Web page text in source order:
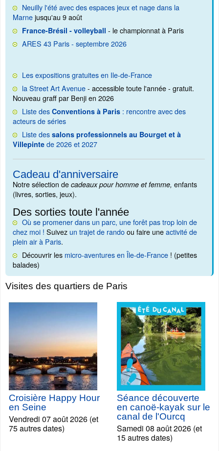
Neuilly l'été avec des espaces jeux et nage dans la
Marnejusqu'au 9 août
France-Brésil - volleyball - le championnat à Paris
ARES 43 Paris - septembre 2026
Les expositions gratuites en Ile-de-France
la Street Art Avenue- accessible toute l'année - gratuit.
Nouveau graff par Benji en 2026
Liste des Conventions à Paris : rencontre avec des
acteurs de séries
Liste des salons professionnels au Bourget et à
Villepinte de 2026 et 2027
Cadeau d'anniversaire
Notre sélection de cadeaux pour homme et femme, enfants
(livres, sorties, jeux).
Des sorties toute l'année
Où se promener dans un parc, une forêt pas trop loin de
chez moi ! Suivez un trajet de randoou faire uneactivité de
plein air à Paris.
Découvrir les micro-aventures en Île-de-France ! (petites
balades)
Visites des quartiers de Paris
Croisière Happy Hour
en Seine
Vendredi 07 août 2026 (et
75 autres dates)
Séance découverte
en canoë-kayak sur le
canal de l'Ourcq
Samedi 08 août 2026 (et
15 autres dates)